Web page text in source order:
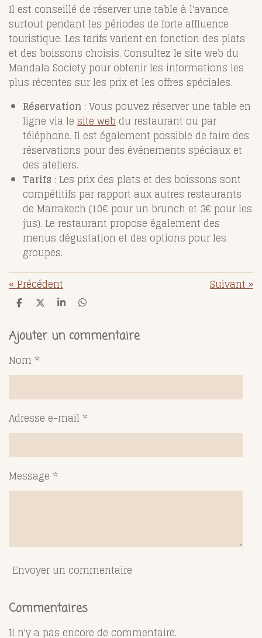
Il est conseillé de réserver une table à l'avance,
surtout pendant les périodes de forte affluence
touristique. Les tarifs varient en fonction des plats
et des boissons choisis. Consultez le site web du
Mandala Society pour obtenir les informations les
plus récentes sur les prix et les offres spéciales.
Réservation : Vous pouvez réserver une table en
ligne via le site web du restaurant ou par
téléphone. Il est également possible de faire des
réservations pour des événements spéciaux et
des ateliers.
Tarifs : Les prix des plats et des boissons sont
compétitifs par rapport aux autres restaurants
de Marrakech (10€ pour un brunch et 3€ pour les
jus). Le restaurant propose également des
menus dégustation et des options pour les
groupes.
«Précédent Suivant»
P
t
a
e
r
P
t
a
r
P
t
a
r
P
t
a
r
Ajouter un commentaire
Nom *
Adresse e-mail *
Message *
Envoyer un commentaire
Commentaires
Il n'y a pas encore de commentaire.